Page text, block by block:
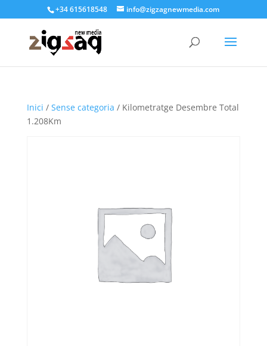
+34 615618548 info@zigzagnewmedia.com
Inici / Sense categoria / Kilometratge Desembre Total
1.208Km